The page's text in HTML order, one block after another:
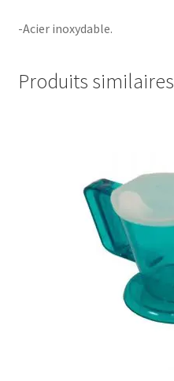
-Acier inoxydable.
Produits similaires